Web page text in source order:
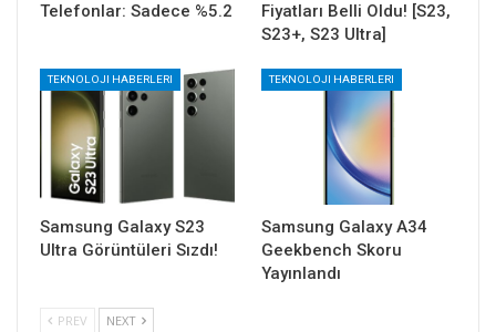
Telefonlar: Sadece %5.2
Fiyatları Belli Oldu! [S23,
S23+, S23 Ultra]
TEKNOLOJI HABERLERI
Samsung Galaxy S23
Ultra Görüntüleri Sızdı!
TEKNOLOJI HABERLERI
Samsung Galaxy A34
Geekbench Skoru
Yayınlandı
PREV NEXT